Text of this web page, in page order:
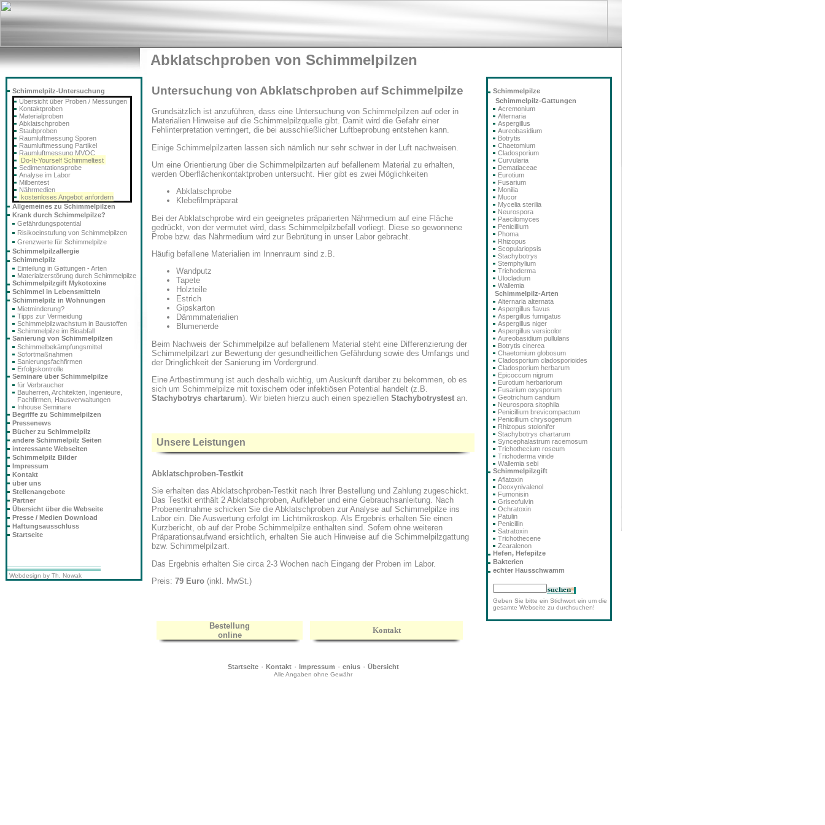
Abklatschproben von Schimmelpilzen
Untersuchung von Abklatschproben auf Schimmelpilze
Grundsätzlich ist anzuführen, dass eine Untersuchung von Schimmelpilzen auf oder in
Materialien Hinweise auf die Schimmelpilzquelle gibt. Damit wird die Gefahr einer
Fehlinterpretation verringert, die bei ausschließlicher Luftbeprobung entstehen kann.
Einige Schimmelpilzarten lassen sich nämlich nur sehr schwer in der Luft nachweisen.
Um eine Orientierung über die Schimmelpilzarten auf befallenem Material zu erhalten,
werden Oberflächenkontaktproben untersucht. Hier gibt es zwei Möglichkeiten
Abklatschprobe
Klebefilmpräparat
Bei der Abklatschprobe wird ein geeignetes präparierten Nährmedium auf eine Fläche
gedrückt, von der vermutet wird, dass Schimmelpilzbefall vorliegt. Diese so gewonnene
Probe bzw. das Nährmedium wird zur Bebrütung in unser Labor gebracht.
Häufig befallene Materialien im Innenraum sind z.B.
Wandputz
Tapete
Holzteile
Estrich
Gipskarton
Dämmmaterialien
Blumenerde
Beim Nachweis der Schimmelpilze auf befallenem Material steht eine Differenzierung der
Schimmelpilzart zur Bewertung der gesundheitlichen Gefährdung sowie des Umfangs und
der Dringlichkeit der Sanierung im Vordergrund.
Eine Artbestimmung ist auch deshalb wichtig, um Auskunft darüber zu bekommen, ob es
sich um Schimmelpilze mit toxischem oder infektiösen Potential handelt (z.B.
Stachybotrys chartarum). Wir bieten hierzu auch einen speziellen Stachybotrystest an.
Unsere Leistungen
Abklatschproben-Testkit
Sie erhalten das Abklatschproben-Testkit nach Ihrer Bestellung und Zahlung zugeschickt.
Das Testkit enthält 2 Abklatschproben, Aufkleber und eine Gebrauchsanleitung. Nach
Probenentnahme schicken Sie die Abklatschproben zur Analyse auf Schimmelpilze ins
Labor ein. Die Auswertung erfolgt im Lichtmikroskop. Als Ergebnis erhalten Sie einen
Kurzbericht, ob auf der Probe Schimmelpilze enthalten sind. Sofern ohne weiteren
Präparationsaufwand ersichtlich, erhalten Sie auch Hinweise auf die Schimmelpilzgattung
bzw. Schimmelpilzart.
Das Ergebnis erhalten Sie circa 2-3 Wochen nach Eingang der Proben im Labor.
Preis: 79 Euro (inkl. MwSt.)
Bestellung
online
Kontakt
Startseite· Kontakt· Impressum · enius· Übersicht
Alle Angaben ohne Gewähr
Schimmelpilz-Untersuchung
Übersicht über Proben / Messungen
Kontaktproben
Materialproben
Abklatschproben
Staubproben
Raumluftmessung Sporen
Raumluftmessung Partikel
Raumluftmessung MVOC
Do-It-Yourself Schimmeltest
Sedimentationsprobe
Analyse im Labor
Milbentest
Nährmedien
kostenloses Angebot anfordern
Allgemeines zu Schimmelpilzen
Krank durch Schimmelpilze?
Gefährdungspotential
Risikoeinstufung von Schimmelpilzen
Grenzwerte für Schimmelpilze
Schimmelpilzallergie
Schimmelpilz
Einteilung in Gattungen - Arten
Materialzerstörung durch Schimmelpilze
Schimmelpilzgift Mykotoxine
Schimmel in Lebensmitteln
Schimmelpilz in Wohnungen
Mietminderung?
Tipps zur Vermeidung
Schimmelpilzwachstum in Baustoffen
Schimmelpilze im Bioabfall
Sanierung von Schimmelpilzen
Schimmelbekämpfungsmittel
Sofortmaßnahmen
Sanierungsfachfirmen
Erfolgskontrolle
Seminare über Schimmelpilze
für Verbraucher
Bauherren, Architekten, Ingenieure,
Fachfirmen, Hausverwaltungen
Inhouse Seminare
Begriffe zu Schimmelpilzen
Pressenews
Bücher zu Schimmelpilz
andere Schimmelpilz Seiten
interessante Webseiten
Schimmelpilz Bilder
Impressum
Kontakt
über uns
Stellenangebote
Partner
Übersicht über die Webseite
Presse / Medien Download
Haftungsausschluss
Startseite
Webdesign by Th. Nowak
Schimmelpilze
Schimmelpilz-Gattungen
Acremonium
Alternaria
Aspergillus
Aureobasidium
Botrytis
Chaetomium
Cladosporium
Curvularia
Dematiaceae
Eurotium
Fusarium
Monilia
Mucor
Mycelia sterilia
Neurospora
Paecilomyces
Penicillium
Phoma
Rhizopus
Scopulariopsis
Stachybotrys
Stemphylium
Trichoderma
Ulocladium
Wallemia
Schimmelpilz-Arten
Alternaria alternata
Aspergillus flavus
Aspergillus fumigatus
Aspergillus niger
Aspergillus versicolor
Aureobasidium pullulans
Botrytis cinerea
Chaetomium globosum
Cladosporium cladosporioides
Cladosporium herbarum
Epicoccum nigrum
Eurotium herbariorum
Fusarium oxysporum
Geotrichum candium
Neurospora sitophila
Penicillium brevicompactum
Penicillium chrysogenum
Rhizopus stolonifer
Stachybotrys chartarum
Syncephalastrum racemosum
Trichothecium roseum
Trichoderma viride
Wallemia sebi
Schimmelpilzgift
Aflatoxin
Deoxynivalenol
Fumonisin
Griseofulvin
Ochratoxin
Patulin
Penicillin
Satratoxin
Trichothecene
Zearalenon
Hefen, Hefepilze
Bakterien
echter Hausschwamm
Geben Sie bitte ein Stichwort ein um die
gesamte Webseite zu durchsuchen!